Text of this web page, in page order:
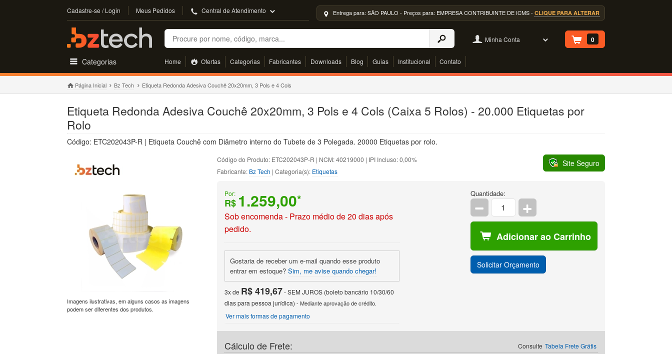
Cadastre-se / Login Meus Pedidos Central de Atendimento Entrega para: SÃO PAULO - Preços para: EMPRESA CONTRIBUINTE DE ICMS - CLIQUE PARA ALTERAR
Buscar
Minha Conta 0
Categorias Home Ofertas Categorias Fabricantes Downloads Blog Guias Institucional Contato
Página Inicial Bz Tech Etiqueta Redonda Adesiva Couchê 20x20mm, 3 Pols e 4 Cols
Etiqueta Redonda Adesiva Couchê 20x20mm, 3 Pols e 4 Cols (Caixa 5 Rolos) - 20.000 Etiquetas por
Rolo
Código: ETC202043P-R | Etiqueta Couchê com Diâmetro interno do Tubete de 3 Polegada. 20000 Etiquetas por rolo.
Site Seguro
Imagens ilustrativas, em alguns casos as imagens
podem ser diferentes dos produtos.
Código do Produto: ETC202043P-R | NCM: 40219000 | IPI Incluso: 0,00%
Fabricante: Bz Tech | Categoria(s): Etiquetas
Por:
R$ 1.259,00*
Sob encomenda - Prazo médio de 20 dias após
pedido.
Gostaria de receber um e-mail quando esse produto
entrar em estoque?Sim, me avise quando chegar!
3x de R$ 419,67- SEM JUROS (boleto bancário 10/30/60
dias para pessoa jurídica) - Mediante aprovação de crédito.
Ver mais formas de pagamento
Quantidade:
Adicionar ao Carrinho
Solicitar Orçamento
Consulte Tabela Frete Grátis
Cálculo de Frete: